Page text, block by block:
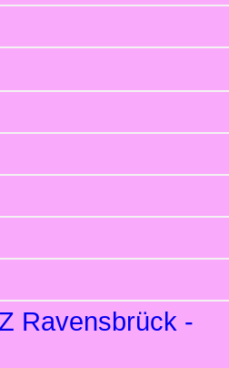
Ravensbrück -